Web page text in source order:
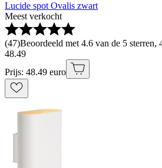
Lucide spot Ovalis zwart
Meest verkocht
(47)Beoordeeld met 4.6 van de 5 sterren,
48.49
Prijs: 48.49 euro